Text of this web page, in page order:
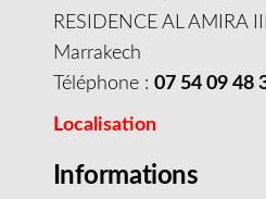
RESIDENCE AL AMIRA
Marrakech
Téléphone : 07 54 09 48
Localisation
Informations